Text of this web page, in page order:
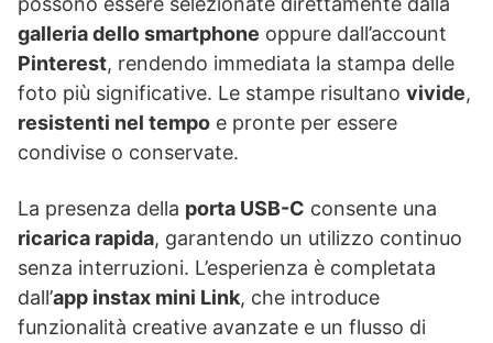
galleria dello smartphone oppure dall’account
Pinterest, rendendo immediata la stampa delle
foto più significative. Le stampe risultano vivide,
resistenti nel tempo e pronte per essere
condivise o conservate.
La presenza della porta USB-C consente una
ricarica rapida, garantendo un utilizzo continuo
senza interruzioni. L’esperienza è completata
dall’app instax mini Link, che introduce
funzionalità creative avanzate e un flusso di